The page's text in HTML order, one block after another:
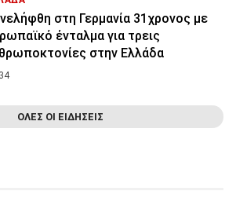
στη Γερμανία 31χρονος με
ένταλμα για τρεις
στην Ελλάδα
ΟΛΕΣ ΟΙ ΕΙΔΗΣΕΙΣ